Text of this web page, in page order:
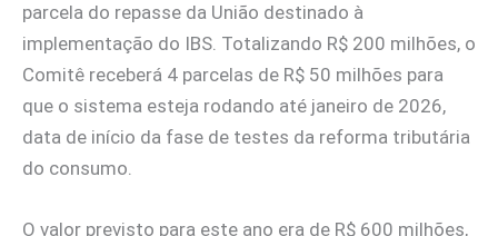
parcela do repasse da União destinado à
implementação do IBS. Totalizando R$ 200 milhões, o
Comitê receberá 4 parcelas de R$ 50 milhões para
que o sistema esteja rodando até janeiro de 2026,
data de início da fase de testes da reforma tributária
do consumo.
O valor previsto para este ano era de R$ 600 milhões,